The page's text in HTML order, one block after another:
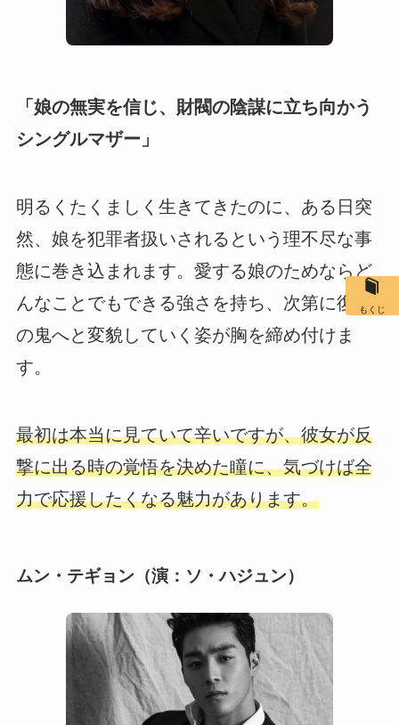
「娘の無実を信じ、財閥の陰謀に立ち向かう
シングルマザー」
明るくたくましく生きてきたのに、ある日突
然、娘を犯罪者扱いされるという理不尽な事
態に巻き込まれます。愛する娘のためならど
んなことでもできる強さを持ち、次第に復讐
の鬼へと変貌していく姿が胸を締め付けま
す。
最初は本当に見ていて辛いですが、彼女が反
撃に出る時の覚悟を決めた瞳に、気づけば全
力で応援したくなる魅力があります。
ムン・テギョン（演：ソ・ハジュン）
もくじ